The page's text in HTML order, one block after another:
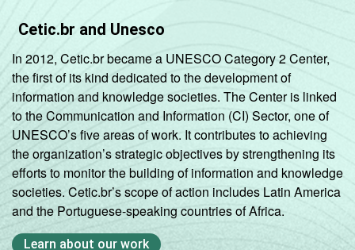
Sem
Fonte: Núcleo de Informação e Coordenação
do Ponto BR. (2025). Pesquisa sobre o setor
de provimento de serviços de Internet no
Brasil: TIC Provedores 2024 [Tabelas].
Cetic.br and Unesco
In 2012, Cetic.br became a UNESCO Category 2 Center,
the first of its kind dedicated to the development of
information and knowledge societies. The Center is linked
to the Communication and Information (CI) Sector, one of
UNESCO’s five areas of work. It contributes to achieving
the organization’s strategic objectives by strengthening its
efforts to monitor the building of information and knowledge
societies. Cetic.br’s scope of action includes Latin America
and the Portuguese-speaking countries of Africa.
Learn about our work